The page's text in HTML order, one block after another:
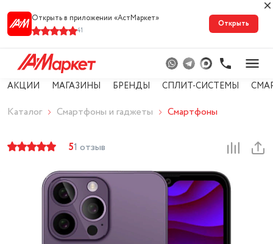
Открыть в приложении «АстМарке‪т‬»
41
Открыть
АКЦИИ МАГАЗИНЫ БРЕНДЫ СПЛИТ-СИСТЕМЫ
Каталог Смартфоны и гаджеты Смартфоны
51 отзыв